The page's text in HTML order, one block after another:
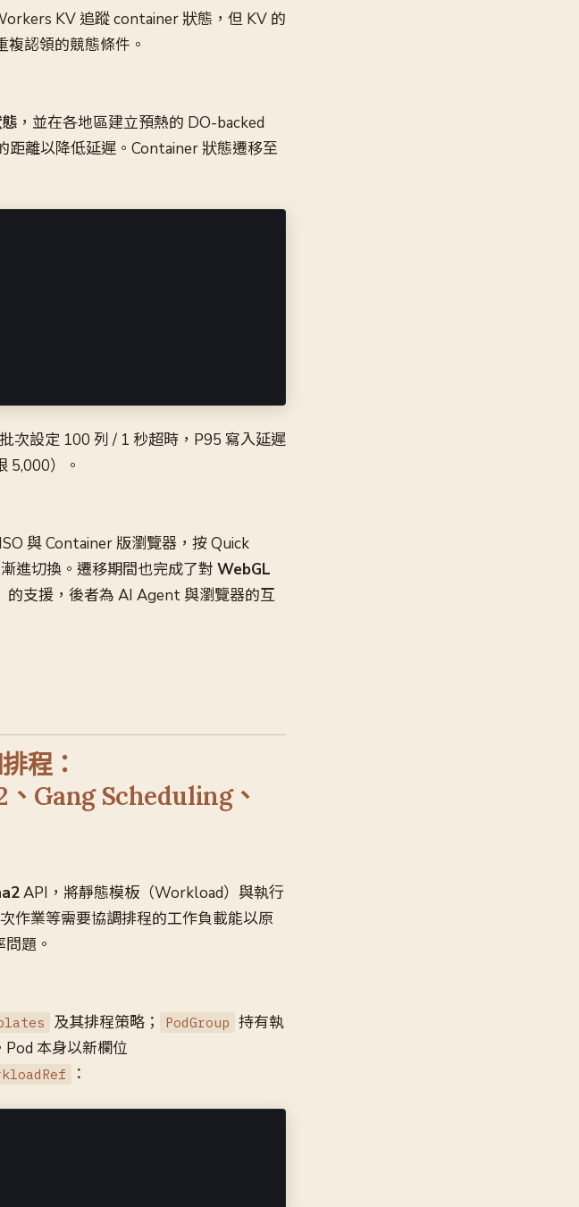
KV 追蹤 container 狀態，但 KV 的
認領的競態條件。
，並在各地區建立預熱的 DO-backed
離以降低延遲。Container 狀態遷移至
次設定 100 列 / 1 秒超時，P95 寫入延遲
5,000）。
與 Container 版瀏覽器，按 Quick
進切換。遷移期間也完成了對 WebGL
的支援，後者為 AI Agent 與瀏覽器的互
程：
Gang Scheduling、
API，將靜態模板（Workload）與執行
作業等需要協調排程的工作負載能以原
題。
及其排程策略； PodGroup 持有執
Pod 本身以新欄位
：